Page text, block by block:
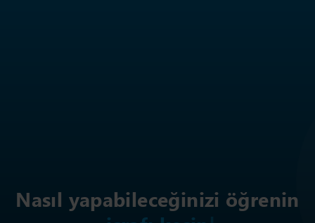
Nasıl yapabileceğinizi öğrenin